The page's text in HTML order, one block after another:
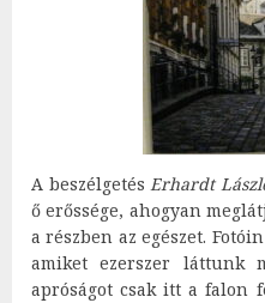
A beszélgetés Erhardt
ő erőssége, ahogyan
a részben az egészet.
amiket ezerszer láttunk
apróságot csak itt a falon